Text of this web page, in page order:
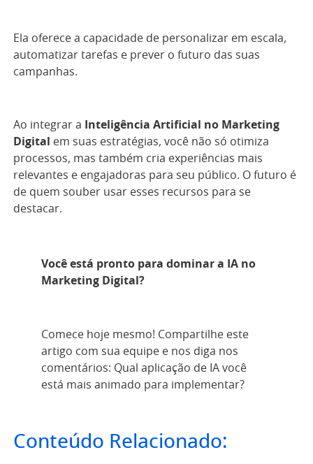
Ela oferece a capacidade de personalizar em escala,
automatizar tarefas e prever o futuro das suas
campanhas.
Ao integrar a
Inteligência Artificial no Marketing
Digital
em suas estratégias, você não só otimiza
processos, mas também cria experiências mais
relevantes e engajadoras para seu público. O futuro é
de quem souber usar esses recursos para se
destacar.
Você está pronto para dominar a IA no
Marketing Digital?
Comece hoje mesmo! Compartilhe este
artigo com sua equipe e nos diga nos
comentários: Qual aplicação de IA você
está mais animado para implementar?
Conteúdo Relacionado: